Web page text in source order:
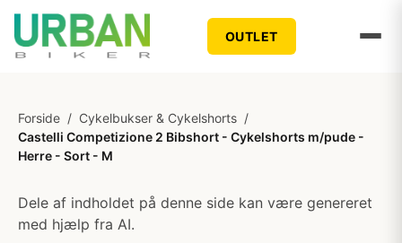
OUTLET
Forside / Cykelbukser & Cykelshorts /
Castelli Competizione 2 Bibshort - Cykelshorts m/pude -
Herre - Sort - M
Dele af indholdet på denne side kan være genereret
med hjælp fra AI.